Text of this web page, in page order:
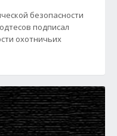
безопасности
подписал
охотничьих